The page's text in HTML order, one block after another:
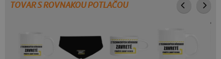
TOVAR S ROVNAKOU POTLAČOU